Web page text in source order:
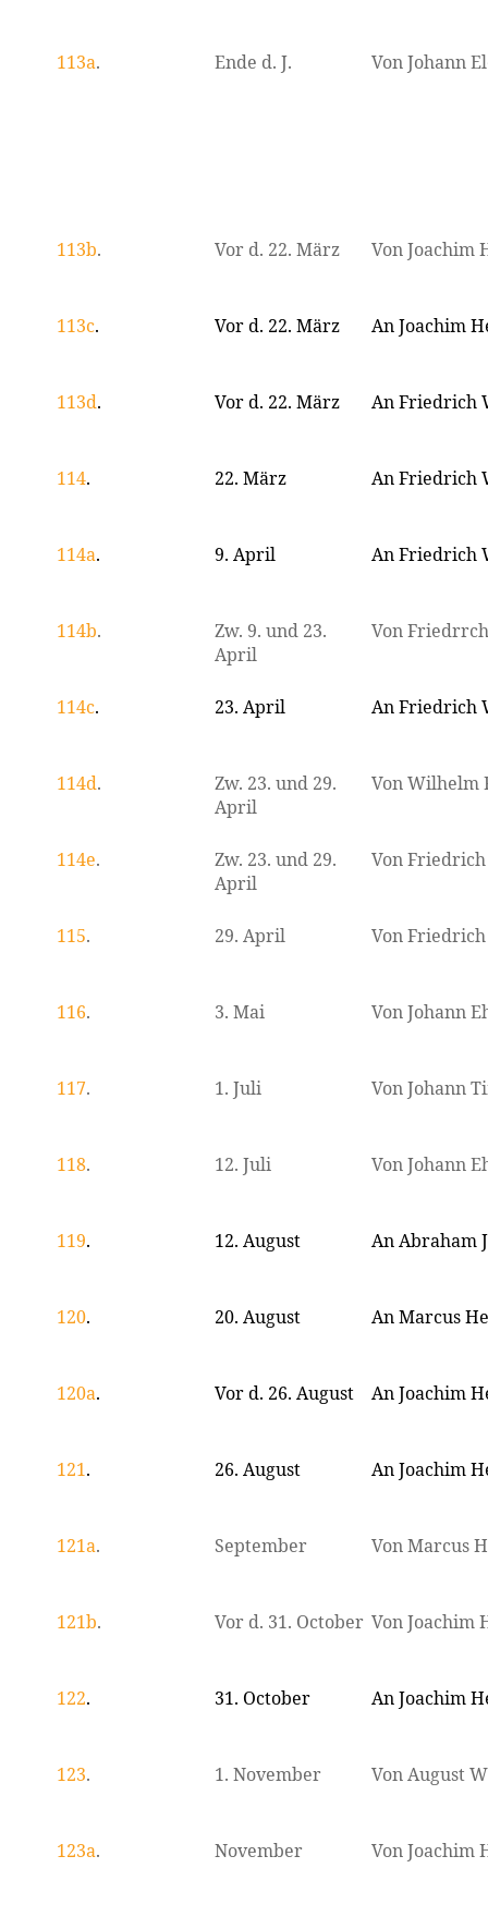
113a. Ende d. J. Von Johann
113b. Vor d. 22. März Von Joachim
113c. Vor d. 22. März An Joachim
113d. Vor d. 22. März An Friedrich
114. 22. März An Friedrich
114a. 9. April An Friedrich
114b.
Zw. 9. und 23.
April
Von
114c. 23. April An Friedrich
114d.
Zw. 23. und 29.
April
Von Wilhelm
114e.
Zw. 23. und 29.
April
Von
115. 29. April Von
116. 3. Mai Von Johann
117. 1. Juli Von Johann
118. 12. Juli Von Johann
119. 12. August An Abraham
120. 20. August An Marcus
120a. Vor d. 26. August An Joachim
121. 26. August An Joachim
121a. September Von Marcus
121b. Vor d. 31. October Von Joachim
122. 31. October An Joachim
123. 1. November Von August
123a. November Von Joachim